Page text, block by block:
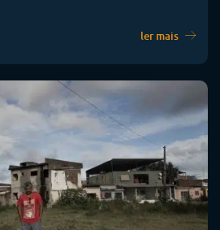
ler mais